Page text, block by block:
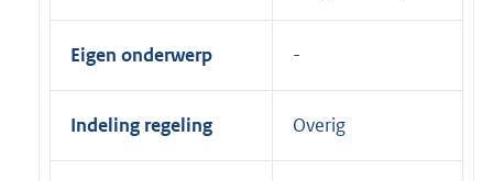
Eigen onderwerp
Indeling regeling Overig